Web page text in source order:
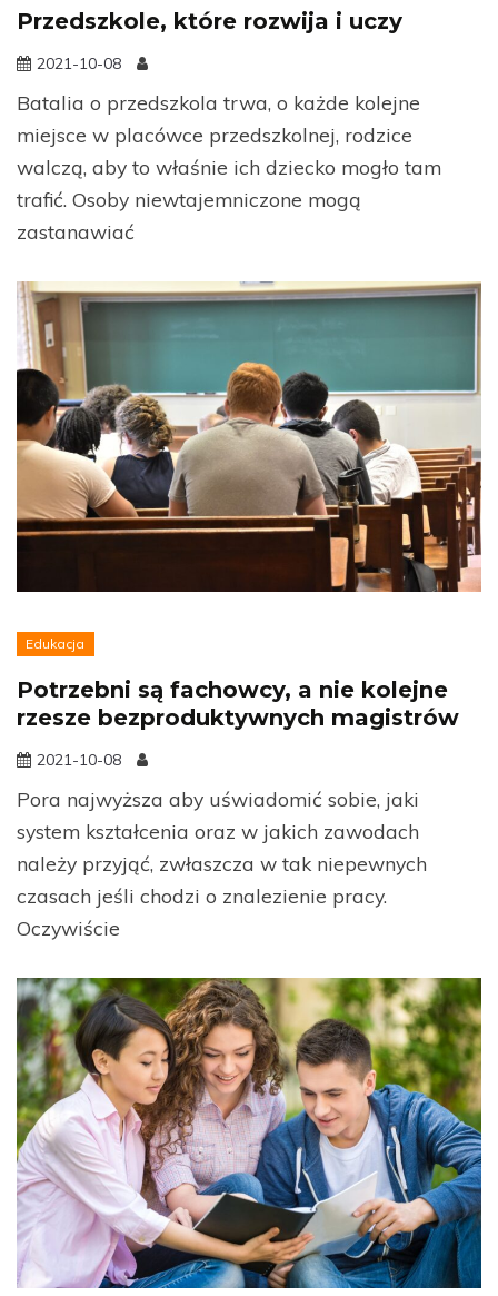
Przedszkole, które rozwija i uczy
2021-10-08
Batalia o przedszkola trwa, o każde kolejne
miejsce w placówce przedszkolnej, rodzice
walczą, aby to właśnie ich dziecko mogło tam
trafić. Osoby niewtajemniczone mogą
zastanawiać
Edukacja
Potrzebni są fachowcy, a nie kolejne
rzesze bezproduktywnych magistrów
2021-10-08
Pora najwyższa aby uświadomić sobie, jaki
system kształcenia oraz w jakich zawodach
należy przyjąć, zwłaszcza w tak niepewnych
czasach jeśli chodzi o znalezienie pracy.
Oczywiście